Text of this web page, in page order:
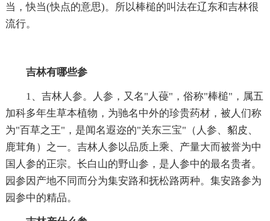
当，快当(快点的意思)。所以棒槌的叫法在辽东和吉林很
流行。
吉林有哪些参
1、吉林人参。人参，又名"人葠"，俗称"棒槌"，属五
加科多年生草本植物，为驰名中外的珍贵药材，被人们称
为"百草之王"，是闻名遐迩的"关东三宝"（人参、貂皮、
鹿茸角）之一。吉林人参以品质上乘、产量大而被誉为中
国人参的正宗。长白山的野山参，是人参中的最名贵者。
园参因产地不同而分为集安路和抚松路两种。集安路参为
园参中的精品。